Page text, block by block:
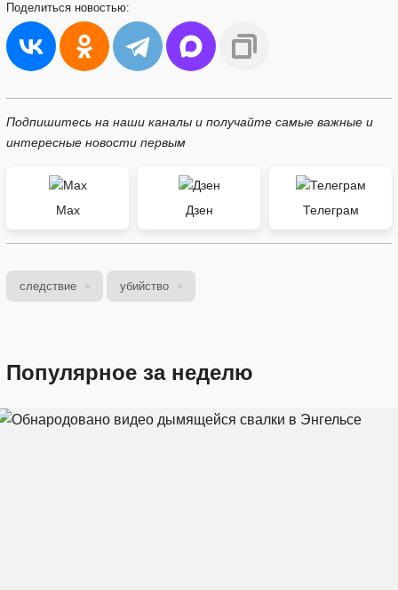
Поделиться новостью:
Подпишитесь на наши каналы и получайте самые важные и
интересные новости первым
Max Дзен Телеграм
следствие убийство
Популярное за неделю